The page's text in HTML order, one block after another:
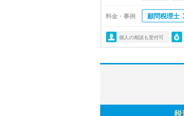
料金・事例 顧問税理士
個人の相談も受付可